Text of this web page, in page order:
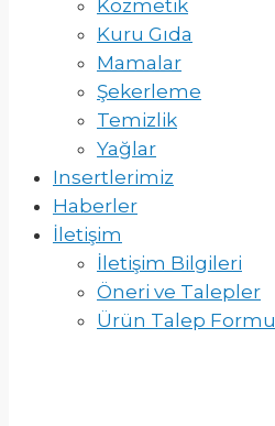
Kozmetik
Kuru Gıda
Mamalar
Şekerleme
Temizlik
Yağlar
Insertlerimiz
Haberler
İletişim
İletişim Bilgileri
Öneri ve Talepler
Ürün Talep Formu